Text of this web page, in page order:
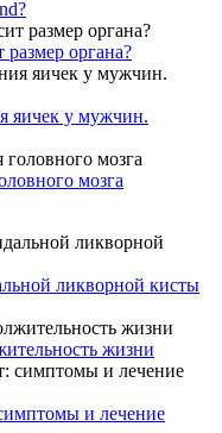
размер органа?
яичек у мужчин.
мозга
ликворной кисты
жизни
и лечение